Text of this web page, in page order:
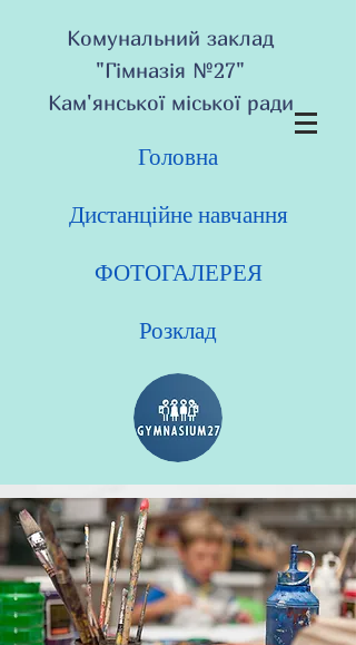
Комунальний заклад
"Гімназія №27"
Кам'янської міської ради
Головна
Дистанційне навчання
ФОТОГАЛЕРЕЯ
Розклад